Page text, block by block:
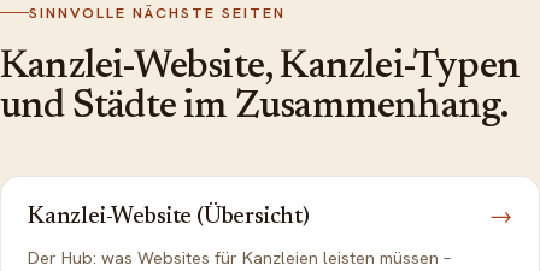
SINNVOLLE NÄCHSTE SEITEN
Kanzlei-Website, Kanzlei-Typen
und Städte im Zusammenhang.
Kanzlei-Website (Übersicht)
→
Der Hub: was Websites für Kanzleien leisten müssen –